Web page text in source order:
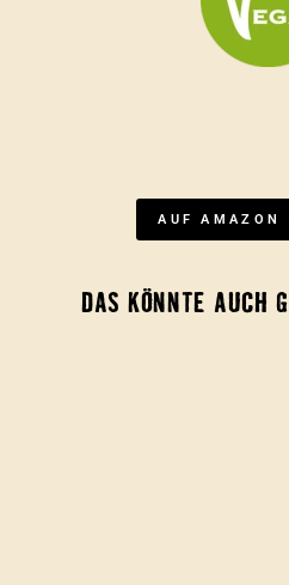
AUF AMAZON
DAS KÖNNTE AUCH